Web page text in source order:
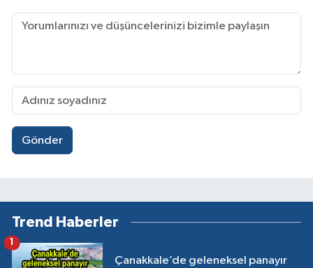
Gönder
Trend Haberler
Çanakkale’de geleneksel panayır
1